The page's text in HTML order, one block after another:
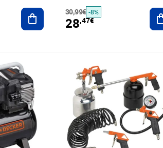
Ajouter au panier
30,99€ -8%
28,47€
Prix barré 80,99€
Prix 41,55€